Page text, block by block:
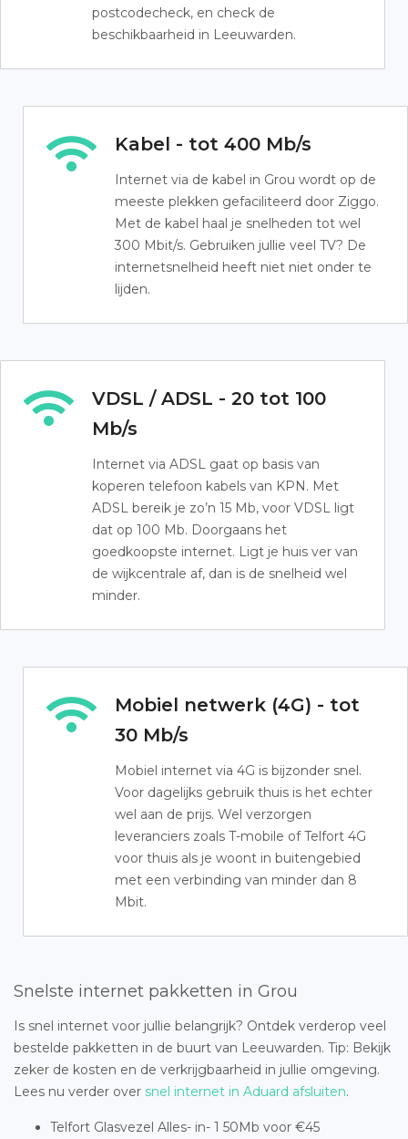
postcodecheck, en check de
beschikbaarheid in Leeuwarden.
Kabel - tot 400 Mb/s
Internet via de kabel in Grou wordt op de
meeste plekken gefaciliteerd door Ziggo.
Met de kabel haal je snelheden tot wel
300 Mbit/s. Gebruiken jullie veel TV? De
internetsnelheid heeft niet niet onder te
lijden.
VDSL / ADSL - 20 tot 100
Mb/s
Internet via ADSL gaat op basis van
koperen telefoon kabels van KPN. Met
ADSL bereik je zo’n 15 Mb, voor VDSL ligt
dat op 100 Mb. Doorgaans het
goedkoopste internet. Ligt je huis ver van
de wijkcentrale af, dan is de snelheid wel
minder.
Mobiel netwerk (4G) - tot
30 Mb/s
Mobiel internet via 4G is bijzonder snel.
Voor dagelijks gebruik thuis is het echter
wel aan de prijs. Wel verzorgen
leveranciers zoals T-mobile of Telfort 4G
voor thuis als je woont in buitengebied
met een verbinding van minder dan 8
Mbit.
Snelste internet pakketten in Grou
Is snel internet voor jullie belangrijk? Ontdek verderop veel
bestelde pakketten in de buurt van Leeuwarden. Tip: Bekijk
zeker de kosten en de verkrijgbaarheid in jullie omgeving.
Lees nu verder over snel internet in Aduard afsluiten.
Telfort Glasvezel Alles- in- 1 50Mb voor €45